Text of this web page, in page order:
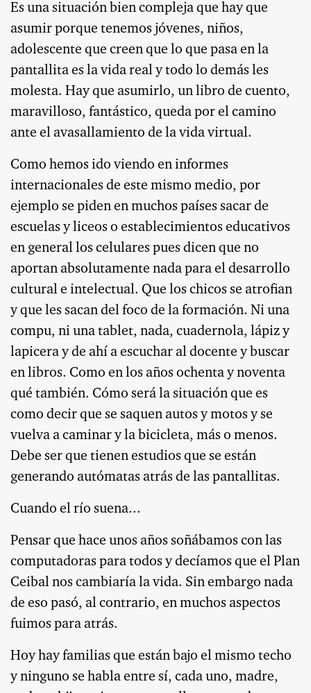
Es una situación bien compleja que hay que
asumir porque tenemos jóvenes, niños,
adolescente que creen que lo que pasa en la
pantallita es la vida real y todo lo demás les
molesta. Hay que asumirlo, un libro de cuento,
maravilloso, fantástico, queda por el camino
ante el avasallamiento de la vida virtual.
Como hemos ido viendo en informes
internacionales de este mismo medio, por
ejemplo se piden en muchos países sacar de
escuelas y liceos o establecimientos educativos
en general los celulares pues dicen que no
aportan absolutamente nada para el desarrollo
cultural e intelectual. Que los chicos se atrofian
y que les sacan del foco de la formación. Ni una
compu, ni una tablet, nada, cuadernola, lápiz y
lapicera y de ahí a escuchar al docente y buscar
en libros. Como en los años ochenta y noventa
qué también. Cómo será la situación que es
como decir que se saquen autos y motos y se
vuelva a caminar y la bicicleta, más o menos.
Debe ser que tienen estudios que se están
generando autómatas atrás de las pantallitas.
Cuando el río suena...
Pensar que hace unos años soñábamos con las
computadoras para todos y decíamos que el Plan
Ceibal nos cambiaría la vida. Sin embargo nada
de eso pasó, al contrario, en muchos aspectos
fuimos para atrás.
Hoy hay familias que están bajo el mismo techo
y ninguno se habla entre sí, cada uno, madre,